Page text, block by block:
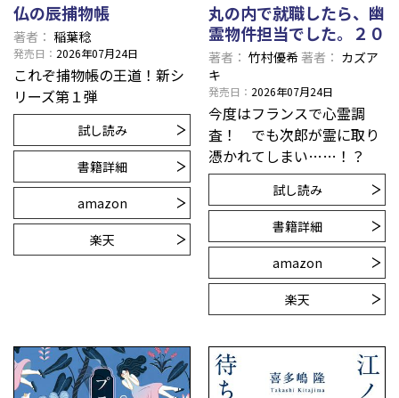
仏の辰捕物帳
著者 稲葉稔
発売日 2026年07月24日
これぞ捕物帳の王道！新シ
リーズ第１弾
試し読み
書籍詳細
amazon
楽天
丸の内で就職したら、幽
霊物件担当でした。２０
著者 竹村優希著者
カズア
キ
発売日 2026年07月24日
今度はフランスで心霊調
査！ でも次郎が霊に取り
憑かれてしまい……！？
試し読み
書籍詳細
amazon
楽天